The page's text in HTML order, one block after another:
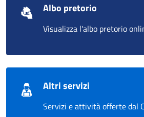
Albo pretorio
Visualizza l'albo pretorio
Altri servizi
Servizi e attività offerte dal